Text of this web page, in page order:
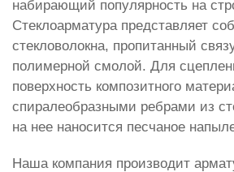
набирающий популярность на
Стеклоарматура представляет
стекловолокна, пропитанный
полимерной смолой. Для
поверхность композитного
спиралеобразными ребрами из
на нее наносится песчаное
Наша компания производит